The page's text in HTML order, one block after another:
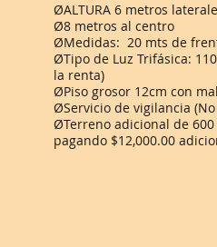
ØALTURA 6 metros
Ø8 metros al centro
ØMedidas: 20 mts de
ØTipo de Luz Trifásica:
la renta)
ØPiso grosor 12cm con
ØServicio de vigilancia
ØTerreno adicional de
pagando $12,000.00